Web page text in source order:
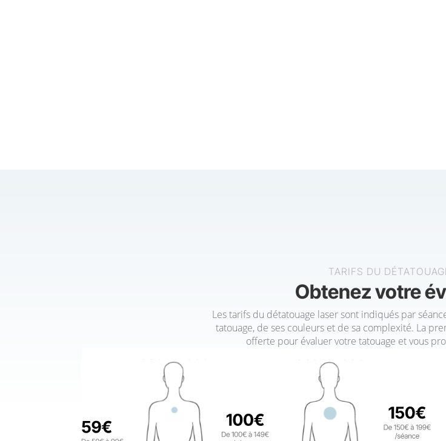
TARIFS DU
Obtenez votre
Les tarifs du détatouage laser sont indiqués par
tatouage, de ses couleurs et de sa complexité. La
offerte pour évaluer votre tatouage et vous